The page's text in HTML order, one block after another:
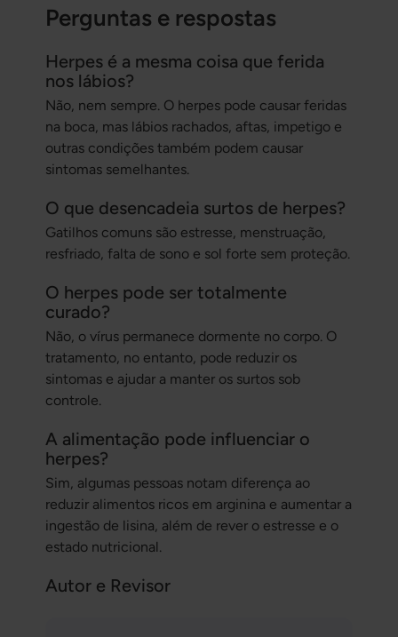
Perguntas e respostas
Herpes é a mesma coisa que ferida
nos lábios?
Não, nem sempre. O herpes pode causar feridas
na boca, mas lábios rachados, aftas, impetigo e
outras condições também podem causar
sintomas semelhantes.
O que desencadeia surtos de herpes?
Gatilhos comuns são estresse, menstruação,
resfriado, falta de sono e sol forte sem proteção.
O herpes pode ser totalmente
curado?
Não, o vírus permanece dormente no corpo. O
tratamento, no entanto, pode reduzir os
sintomas e ajudar a manter os surtos sob
controle.
A alimentação pode influenciar o
herpes?
Sim, algumas pessoas notam diferença ao
reduzir alimentos ricos em arginina e aumentar a
ingestão de lisina, além de rever o estresse e o
estado nutricional.
Autor e Revisor